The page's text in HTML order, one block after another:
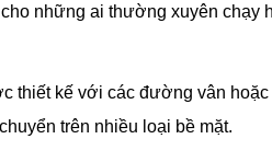
những ai thường xuyên chạy
thiết kế với các đường vân hoặc
trên nhiều loại bề mặt.